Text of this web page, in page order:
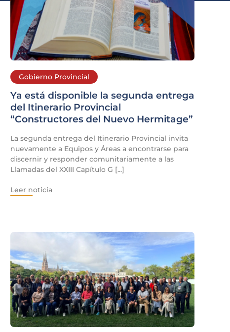
Gobierno Provincial
Ya está disponible la segunda entrega
del Itinerario Provincial
“Constructores del Nuevo Hermitage”
La segunda entrega del Itinerario Provincial invita
nuevamente a Equipos y Áreas a encontrarse para
discernir y responder comunitariamente a las
Llamadas del XXIII Capítulo G [...]
Leer noticia